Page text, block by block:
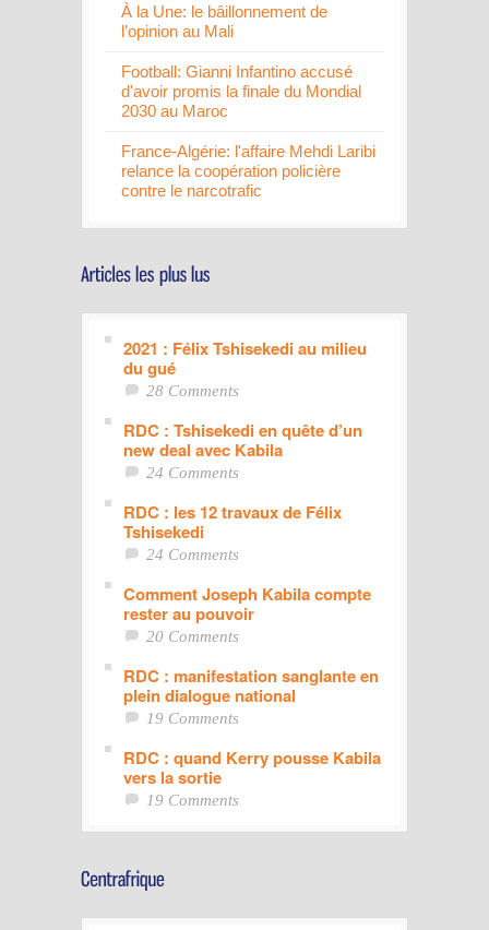
À la Une: le bâillonnement de
l’opinion au Mali
Football: Gianni Infantino accusé
d'avoir promis la finale du Mondial
2030 au Maroc
France-Algérie: l'affaire Mehdi Laribi
relance la coopération policière
contre le narcotrafic
2021 : Félix Tshisekedi au milieu
du gué
28 Comments
RDC : Tshisekedi en quête d’un
new deal avec Kabila
24 Comments
RDC : les 12 travaux de Félix
Tshisekedi
24 Comments
Comment Joseph Kabila compte
rester au pouvoir
20 Comments
RDC : manifestation sanglante en
plein dialogue national
19 Comments
RDC : quand Kerry pousse Kabila
vers la sortie
19 Comments